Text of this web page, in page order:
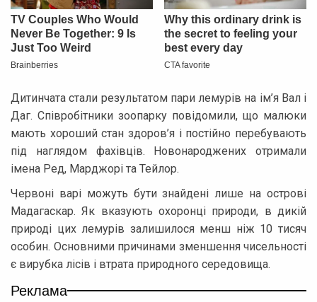
Дитинчата стали результатом пари лемурів на ім’я Вал і
Даг. Співробітники зоопарку повідомили, що малюки
мають хороший стан здоров’я і постійно перебувають
під наглядом фахівців. Новонароджених отримали
імена Ред, Марджорі та Тейлор.
Червоні варі можуть бути знайдені лише на острові
Мадагаскар. Як вказують охоронці природи, в дикій
природі цих лемурів залишилося менш ніж 10 тисяч
особин. Основними причинами зменшення чисельності
є вирубка лісів і втрата природного середовища.
Реклама